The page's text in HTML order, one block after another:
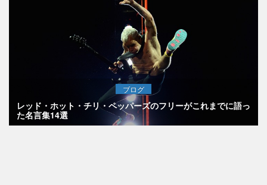
ブログ
レッド・ホット・チリ・ペッパーズのフリーがこれまでに語っ
た名言集14選